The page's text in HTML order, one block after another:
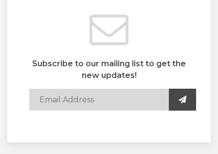
Subscribe to our mailing list to get the
new updates!